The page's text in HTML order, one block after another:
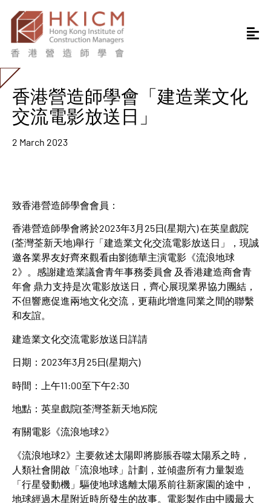
香港營造師學會「建造業文化
交流電影放送日」
2 March 2023
致香港營造師學會會員：
香港營造師學會將於2023年3月25日(星期六) 在英皇戲院
(荃灣荃新天地)舉行「建造業文化交流電影放送日」，現誠
邀各業界友好齊來觀看由劉德華主演電影《流浪地球
2》。感謝建造業議會青年事務委員會 及香港建造商會青
年會 鼎力支持是次電影放送日，齊心展現業界協力團結，
不但響應促進兩地文化交流，更藉此增進同業之間的聯繫
和友誼。
建造業文化交流電影放送日詳請
日期：2023年3月25日(星期六)
時間：上午11:00至下午2:30
地點：英皇戲院(荃灣荃新天地)5院
有關電影《流浪地球2》
《流浪地球2》主要敘述太陽即將膨脹吞噬太陽系之時，
人類社會開啟「流浪地球」計劃，並傾盡所有力量製造
「行星發動機」驅使地球逃離太陽系前往新家園的途中，
地球經過木星附近時所發生的故事。電影製作由中國最大